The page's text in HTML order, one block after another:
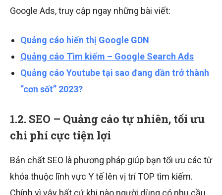
Google Ads, truy cập ngay những bài viết:
Quảng cáo hiển thị Google GDN
Quảng cáo Tìm kiếm – Google Search Ads
Quảng cáo Youtube tại sao đang dần trở thành
“cơn sốt” 2023?
1.2. SEO – Quảng cáo tự nhiên, tối ưu
chi phí cực tiện lợi
Bản chất SEO là phương pháp giúp bạn tối ưu các từ
khóa thuộc lĩnh vực Y tế lên vị trí TOP tìm kiếm.
Chính vì vậy bất cứ khi nào người dùng có nhu cầu